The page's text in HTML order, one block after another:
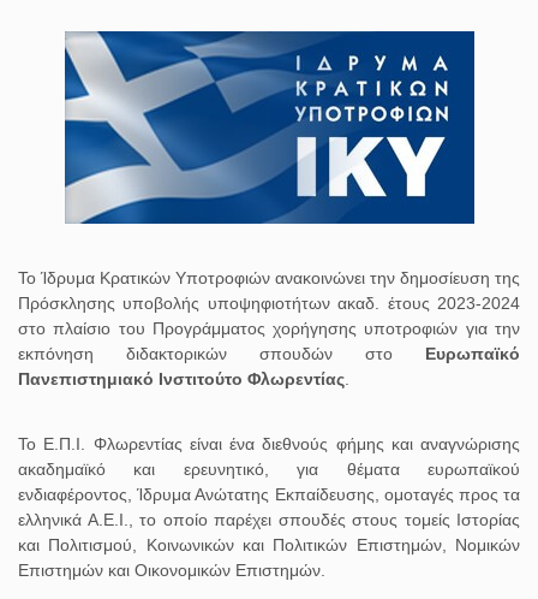
Το Ίδρυμα Κρατικών Υποτροφιών ανακοινώνει την δημοσίευση της
Πρόσκλησης υποβολής υποψηφιοτήτων ακαδ. έτους 2023-2024
στο πλαίσιο του Προγράμματος χορήγησης υποτροφιών για την
εκπόνηση διδακτορικών σπουδών στο Ευρωπαϊκό
Πανεπιστημιακό Ινστιτούτο Φλωρεντίας.
Το Ε.Π.Ι. Φλωρεντίας είναι ένα διεθνούς φήμης και αναγνώρισης
ακαδημαϊκό και ερευνητικό, για θέματα ευρωπαϊκού
ενδιαφέροντος, Ίδρυμα Ανώτατης Εκπαίδευσης, ομοταγές προς τα
ελληνικά Α.Ε.Ι., το οποίο παρέχει σπουδές στους τομείς Ιστορίας
και Πολιτισμού, Κοινωνικών και Πολιτικών Επιστημών, Νομικών
Επιστημών και Οικονομικών Επιστημών.